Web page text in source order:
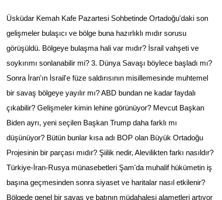
Üsküdar Kemah Kafe Pazartesi Sohbetinde Ortadoğu'daki son
gelişmeler bulaşıcı ve bölge buna hazırlıklı mıdır sorusu
görüşüldü. Bölgeye bulaşma hali var mıdır? İsrail vahşeti ve
soykırımı sonlanabilir mi? 3. Dünya Savaşı böylece başladı mı?
Sonra İran'ın İsrail'e füze saldırısının misillemesinde muhtemel
bir savaş bölgeye yayılır mı? ABD bundan ne kadar faydalı
çıkabilir? Gelişmeler kimin lehine görünüyor? Mevcut Başkan
Biden ayrı, yeni seçilen Başkan Trump daha farklı mı
düşünüyor? Bütün bunlar kısa adı BOP olan Büyük Ortadoğu
Projesinin bir parçası mıdır? Şiilik nedir, Alevilikten farkı nasıldır?
Türkiye-İran-Rusya münasebetleri Şam'da muhalif hükümetin iş
başına geçmesinden sonra siyaset ve haritalar nasıl etkilenir?
Bölgede genel bir savaş ve batının müdahalesi alametleri artıyor